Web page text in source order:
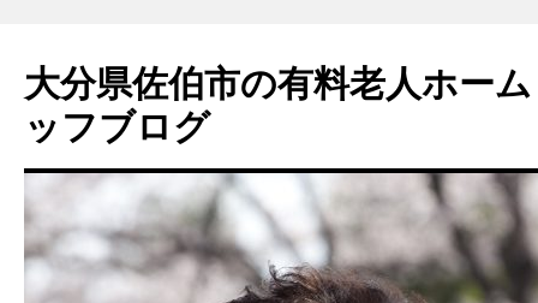
大分県佐伯市の有料老人ホー
ッフブログ